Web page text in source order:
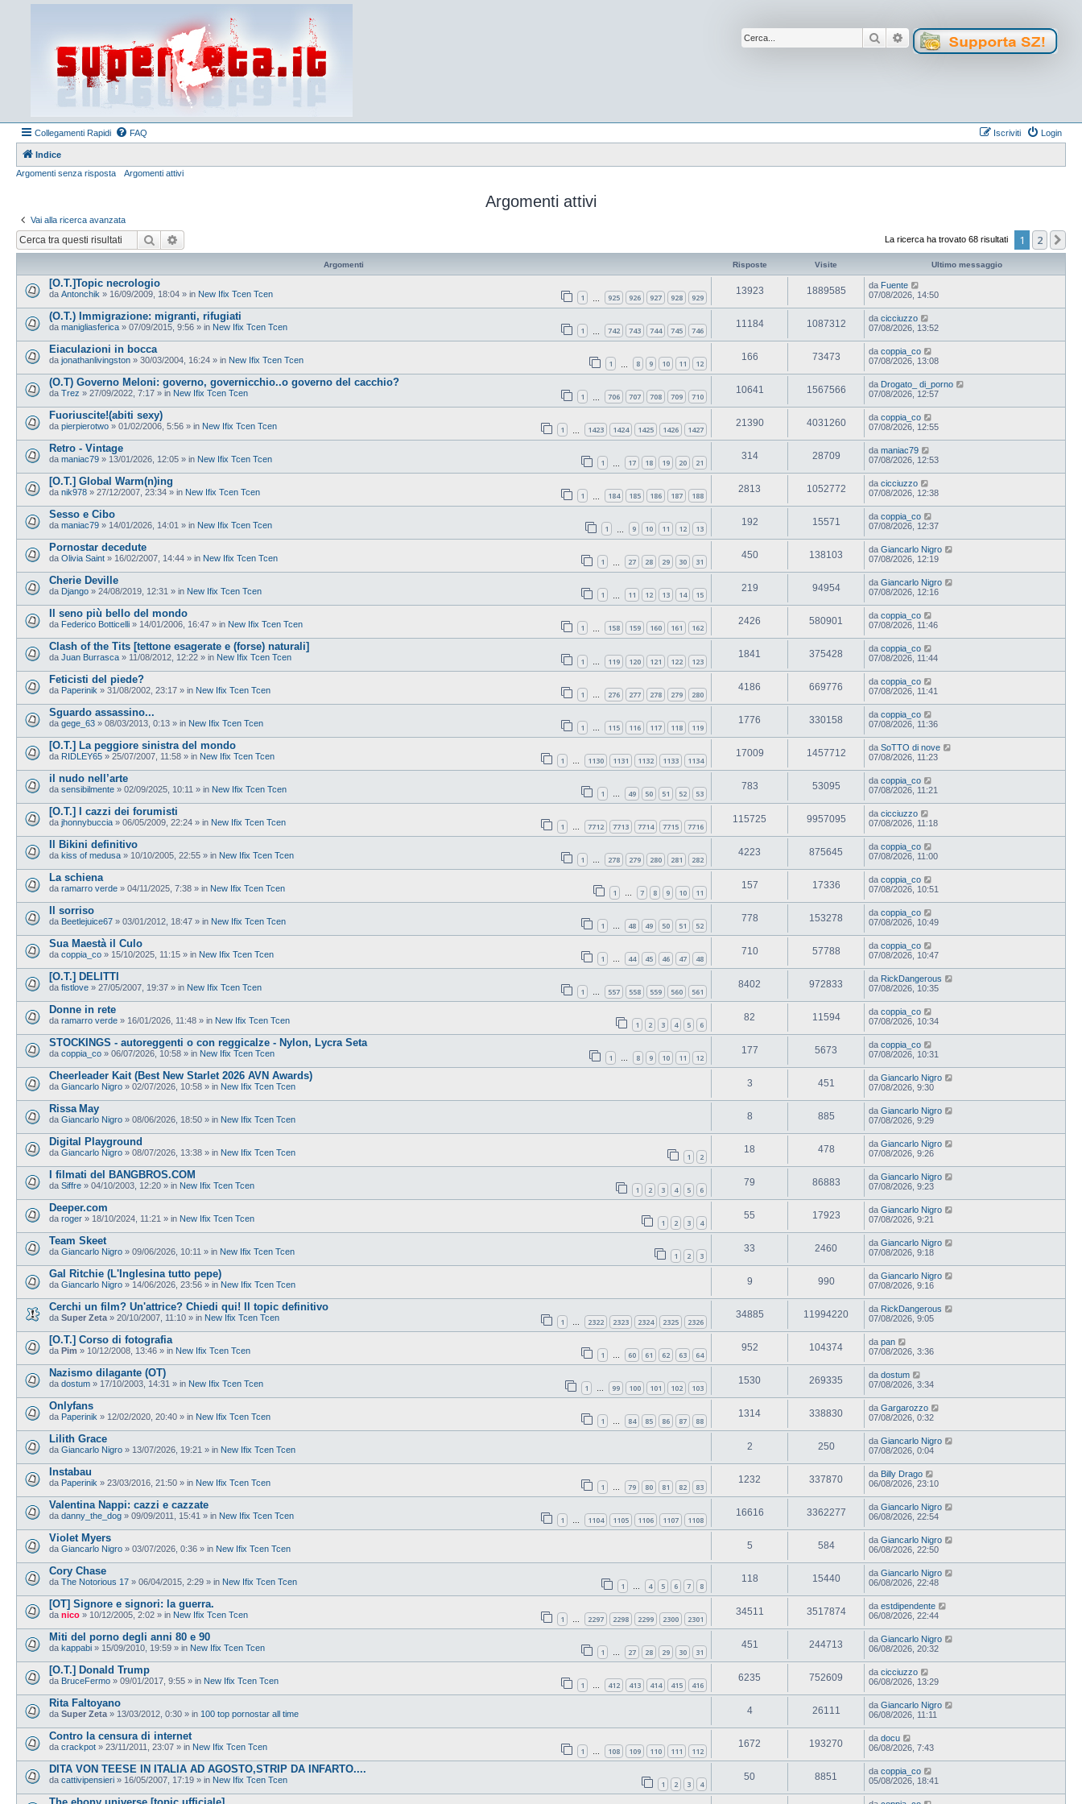
Cerca Ricerca avanzata
Collegamenti Rapidi FAQ Login
Iscriviti
Indice
Argomenti senza risposta
Argomenti attivi
Argomenti attivi
Vai alla ricerca avanzata
Cerca La ricerca ha trovato 68 risultati 1 2
Argomenti Risposte Visite Ultimo messaggio
[O.T.]Topic necrologio
da Antonchik » 16/09/2009, 18:04 » in New Ifix Tcen Tcen 1 925 926 927 928 929
13923 1889585 da Fuente
07/08/2026, 14:50
(O.T.) Immigrazione: migranti, rifugiati
da manigliasferica » 07/09/2015, 9:56 » in New Ifix Tcen Tcen 1 742 743 744 745 746
11184 1087312 da cicciuzzo
07/08/2026, 13:52
Eiaculazioni in bocca
da jonathanlivingston » 30/03/2004, 16:24 » in New Ifix Tcen Tcen 1 8 9 10 11 12
166 73473 da coppia_co
07/08/2026, 13:08
(O.T) Governo Meloni: governo, governicchio..o governo del cacchio?
da Trez » 27/09/2022, 7:17 » in New Ifix Tcen Tcen 1 706 707 708 709 710
10641 1567566 da Drogato_ di_porno
07/08/2026, 12:57
Fuoriuscite!(abiti sexy)
da pierpierotwo » 01/02/2006, 5:56 » in New Ifix Tcen Tcen 1 1423 1424 1425 1426 1427
21390 4031260 da coppia_co
07/08/2026, 12:55
Retro - Vintage
da maniac79 » 13/01/2026, 12:05 » in New Ifix Tcen Tcen 1 17 18 19 20 21
314 28709 da maniac79
07/08/2026, 12:53
[O.T.] Global Warm(n)ing
da nik978 » 27/12/2007, 23:34 » in New Ifix Tcen Tcen 1 184 185 186 187 188
2813 1052772 da cicciuzzo
07/08/2026, 12:38
Sesso e Cibo
da maniac79 » 14/01/2026, 14:01 » in New Ifix Tcen Tcen 1 9 10 11 12 13
192 15571 da coppia_co
07/08/2026, 12:37
Pornostar decedute
da Olivia Saint » 16/02/2007, 14:44 » in New Ifix Tcen Tcen 1 27 28 29 30 31
450 138103 da Giancarlo Nigro
07/08/2026, 12:19
Cherie Deville
da Django » 24/08/2019, 12:31 » in New Ifix Tcen Tcen 1 11 12 13 14 15
219 94954 da Giancarlo Nigro
07/08/2026, 12:16
Il seno più bello del mondo
da Federico Botticelli » 14/01/2006, 16:47 » in New Ifix Tcen Tcen 1 158 159 160 161 162
2426 580901 da coppia_co
07/08/2026, 11:46
Clash of the Tits [tettone esagerate e (forse) naturali]
da Juan Burrasca » 11/08/2012, 12:22 » in New Ifix Tcen Tcen 1 119 120 121 122 123
1841 375428 da coppia_co
07/08/2026, 11:44
Feticisti del piede?
da Paperinik » 31/08/2002, 23:17 » in New Ifix Tcen Tcen 1 276 277 278 279 280
4186 669776 da coppia_co
07/08/2026, 11:41
Sguardo assassino...
da gege_63 » 08/03/2013, 0:13 » in New Ifix Tcen Tcen 1 115 116 117 118 119
1776 330158 da coppia_co
07/08/2026, 11:36
[O.T.] La peggiore sinistra del mondo
da RIDLEY65 » 25/07/2007, 11:58 » in New Ifix Tcen Tcen 1 … 1130 1131 1132 1133 1134
17009 1457712 da SoTTO di nove
07/08/2026, 11:23
il nudo nell’arte
da sensibilmente » 02/09/2025, 10:11 » in New Ifix Tcen Tcen 1 … 49 50 51 52 53
783 53095 da coppia_co
07/08/2026, 11:21
[O.T.] I cazzi dei forumisti
da jhonnybuccia » 06/05/2009, 22:24 » in New Ifix Tcen Tcen 1 … 7712 7713 7714 7715 7716
115725 9957095 da cicciuzzo
07/08/2026, 11:18
Il Bikini definitivo
da kiss of medusa » 10/10/2005, 22:55 » in New Ifix Tcen Tcen 1 … 278 279 280 281 282
4223 875645 da coppia_co
07/08/2026, 11:00
La schiena
da ramarro verde » 04/11/2025, 7:38 » in New Ifix Tcen Tcen 1 … 7 8 9 10 11
157 17336 da coppia_co
07/08/2026, 10:51
Il sorriso
da Beetlejuice67 » 03/01/2012, 18:47 » in New Ifix Tcen Tcen 1 … 48 49 50 51 52
778 153278 da coppia_co
07/08/2026, 10:49
Sua Maestà il Culo
da coppia_co » 15/10/2025, 11:15 » in New Ifix Tcen Tcen 1 … 44 45 46 47 48
710 57788 da coppia_co
07/08/2026, 10:47
[O.T.] DELITTI
da fistlove » 27/05/2007, 19:37 » in New Ifix Tcen Tcen 1 … 557 558 559 560 561
8402 972833 da RickDangerous
07/08/2026, 10:35
Donne in rete
da ramarro verde » 16/01/2026, 11:48 » in New Ifix Tcen Tcen 1 2 3 4 5 6
82 11594 da coppia_co
07/08/2026, 10:34
STOCKINGS - autoreggenti o con reggicalze - Nylon, Lycra Seta
da coppia_co » 06/07/2026, 10:58 » in New Ifix Tcen Tcen 1 … 8 9 10 11 12
177 5673 da coppia_co
07/08/2026, 10:31
Cheerleader Kait (Best New Starlet 2026 AVN Awards)
da Giancarlo Nigro » 02/07/2026, 10:58 » in New Ifix Tcen Tcen 3 451 da Giancarlo Nigro
07/08/2026, 9:30
Rissa May
da Giancarlo Nigro » 08/06/2026, 18:50 » in New Ifix Tcen Tcen 8 885 da Giancarlo Nigro
07/08/2026, 9:29
Digital Playground
da Giancarlo Nigro » 08/07/2026, 13:38 » in New Ifix Tcen Tcen 1 2
18 478 da Giancarlo Nigro
07/08/2026, 9:26
I filmati del BANGBROS.COM
da Siffre » 04/10/2003, 12:20 » in New Ifix Tcen Tcen 1 2 3 4 5 6
79 86883 da Giancarlo Nigro
07/08/2026, 9:23
Deeper.com
da roger » 18/10/2024, 11:21 » in New Ifix Tcen Tcen 1 2 3 4
55 17923 da Giancarlo Nigro
07/08/2026, 9:21
Team Skeet
da Giancarlo Nigro » 09/06/2026, 10:11 » in New Ifix Tcen Tcen 1 2 3
33 2460 da Giancarlo Nigro
07/08/2026, 9:18
Gal Ritchie (L'Inglesina tutto pepe)
da Giancarlo Nigro » 14/06/2026, 23:56 » in New Ifix Tcen Tcen 9 990 da Giancarlo Nigro
07/08/2026, 9:16
Cerchi un film? Un'attrice? Chiedi qui! Il topic definitivo
da Super Zeta » 20/10/2007, 11:10 » in New Ifix Tcen Tcen 1 … 2322 2323 2324 2325 2326
34885 11994220 da RickDangerous
07/08/2026, 9:05
[O.T.] Corso di fotografia
da Pim » 10/12/2008, 13:46 » in New Ifix Tcen Tcen 1 … 60 61 62 63 64
952 104374 da pan
07/08/2026, 3:36
Nazismo dilagante (OT)
da dostum » 17/10/2003, 14:31 » in New Ifix Tcen Tcen 1 … 99 100 101 102 103
1530 269335 da dostum
07/08/2026, 3:34
Onlyfans
da Paperinik » 12/02/2020, 20:40 » in New Ifix Tcen Tcen 1 … 84 85 86 87 88
1314 338830 da Gargarozzo
07/08/2026, 0:32
Lilith Grace
da Giancarlo Nigro » 13/07/2026, 19:21 » in New Ifix Tcen Tcen 2 250 da Giancarlo Nigro
07/08/2026, 0:04
Instabau
da Paperinik » 23/03/2016, 21:50 » in New Ifix Tcen Tcen 1 … 79 80 81 82 83
1232 337870 da Billy Drago
06/08/2026, 23:10
Valentina Nappi: cazzi e cazzate
da danny_the_dog » 09/09/2011, 15:41 » in New Ifix Tcen Tcen 1 … 1104 1105 1106 1107 1108
16616 3362277 da Giancarlo Nigro
06/08/2026, 22:54
Violet Myers
da Giancarlo Nigro » 03/07/2026, 0:36 » in New Ifix Tcen Tcen 5 584 da Giancarlo Nigro
06/08/2026, 22:50
Cory Chase
da The Notorious 17 » 06/04/2015, 2:29 » in New Ifix Tcen Tcen 1 … 4 5 6 7 8
118 15440 da Giancarlo Nigro
06/08/2026, 22:48
[OT] Signore e signori: la guerra.
da nico » 10/12/2005, 2:02 » in New Ifix Tcen Tcen 1 … 2297 2298 2299 2300 2301
34511 3517874 da estdipendente
06/08/2026, 22:44
Miti del porno degli anni 80 e 90
da kappabi » 15/09/2010, 19:59 » in New Ifix Tcen Tcen 1 … 27 28 29 30 31
451 244713 da Giancarlo Nigro
06/08/2026, 20:32
[O.T.] Donald Trump
da BruceFermo » 09/01/2017, 9:55 » in New Ifix Tcen Tcen 1 … 412 413 414 415 416
6235 752609 da cicciuzzo
06/08/2026, 13:29
Rita Faltoyano
da Super Zeta » 13/03/2012, 0:30 » in 100 top pornostar all time 4 26111 da Giancarlo Nigro
06/08/2026, 11:11
Contro la censura di internet
da crackpot » 23/11/2011, 23:07 » in New Ifix Tcen Tcen 1 … 108 109 110 111 112
1672 193270 da docu
06/08/2026, 7:43
DITA VON TEESE IN ITALIA AD AGOSTO,STRIP DA INFARTO....
da cattivipensieri » 16/05/2007, 17:19 » in New Ifix Tcen Tcen 1 2 3 4
50 8851 da coppia_co
05/08/2026, 18:41